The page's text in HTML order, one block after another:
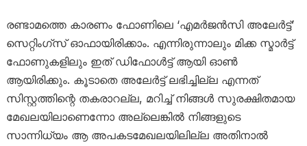
രണ്ടാമത്തെ കാരണം ഫോണിലെ ‘എമർജൻസി അലേർട്ട്’
സെറ്റിംഗ്സ് ഓഫായിരിക്കാം. എന്നിരുന്നാലും മിക്ക സ്മാർട്ട്
ഫോണുകളിലും ഇത് ഡിഫോൾട്ട് ആയി ഓൺ
ആയിരിക്കും. കൂടാതെ അലേർട്ട് ലഭിച്ചില്ല എന്നത്
സിസ്റ്റത്തിന്റെ തകരാറല്ല, മറിച്ച് നിങ്ങൾ സുരക്ഷിതമായ
മേഖലയിലാണെന്നോ അല്ലെങ്കിൽ നിങ്ങളുടെ
സാന്നിധ്യം ആ അപകടമേഖലയിലില്ല അതിനാൽ